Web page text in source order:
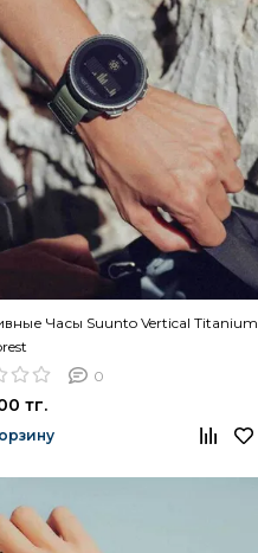
Часы Suunto Vertical Titanium
0
тг.